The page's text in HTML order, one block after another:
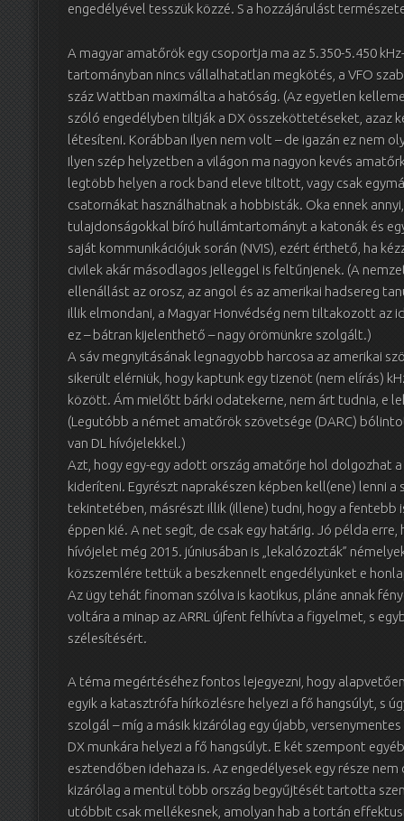
engedélyével tesszük közzé. S a hozzájárulást
A magyar amatőrök egy csoportja ma az 5.350-5.450
tartományban nincs vállalhatatlan megkötés, a VFO
száz Wattban maximálta a hatóság. (Az egyetlen
szóló engedélyben tiltják a DX összeköttetéseket, azaz
létesíteni. Korábban ilyen nem volt – de igazán ez nem
Ilyen szép helyzetben a világon ma nagyon kevés
legtöbb helyen a rock band eleve tiltott, vagy csak
csatornákat használhatnak a hobbisták. Oka ennek
tulajdonságokkal bíró hullámtartományt a katonák és
saját kommunikációjuk során (NVIS), ezért érthető, ha
civilek akár másodlagos jelleggel is feltűnjenek. (A
ellenállást az orosz, az angol és az amerikai hadsereg
illik elmondani, a Magyar Honvédség nem tiltakozott az
ez – bátran kijelenthető – nagy örömünkre szolgált.)
A sáv megnyitásának legnagyobb harcosa az amerikai
sikerült elérniük, hogy kaptunk egy tizenöt (nem elírás)
között. Ám mielőtt bárki odatekerne, nem árt tudnia, e
(Legutóbb a német amatőrök szövetsége (DARC)
van DL hívójelekkel.)
Azt, hogy egy-egy adott ország amatőrje hol dolgozhat
kideríteni. Egyrészt naprakészen képben kell(ene) lenni a
tekintetében, másrészt illik (illene) tudni, hogy a
éppen kié. A net segít, de csak egy határig. Jó példa
hívójelet még 2015. júniusában is „lekalózozták”
közszemlére tettük a beszkennelt engedélyünket e
Az ügy tehát finoman szólva is kaotikus, pláne annak
voltára a minap az ARRL újfent felhívta a figyelmet, s
szélesítésért.
A téma megértéséhez fontos lejegyezni, hogy
egyik a katasztrófa hírközlésre helyezi a fő hangsúlyt, s
szolgál – míg a másik kizárólag egy újabb,
DX munkára helyezi a fő hangsúlyt. E két szempont
esztendőben idehaza is. Az engedélyesek egy része
kizárólag a mentül több ország begyűjtését tartotta
utóbbit csak mellékesnek, amolyan hab a tortán